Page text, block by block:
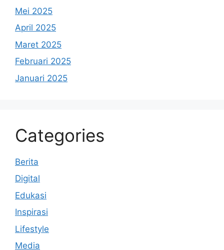
Mei 2025
April 2025
Maret 2025
Februari 2025
Januari 2025
Categories
Berita
Digital
Edukasi
Inspirasi
Lifestyle
Media